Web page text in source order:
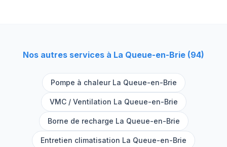
Nos autres services à La Queue-en-Brie (94)
Pompe à chaleur La Queue-en-Brie
VMC / Ventilation La Queue-en-Brie
Borne de recharge La Queue-en-Brie
Entretien climatisation La Queue-en-Brie